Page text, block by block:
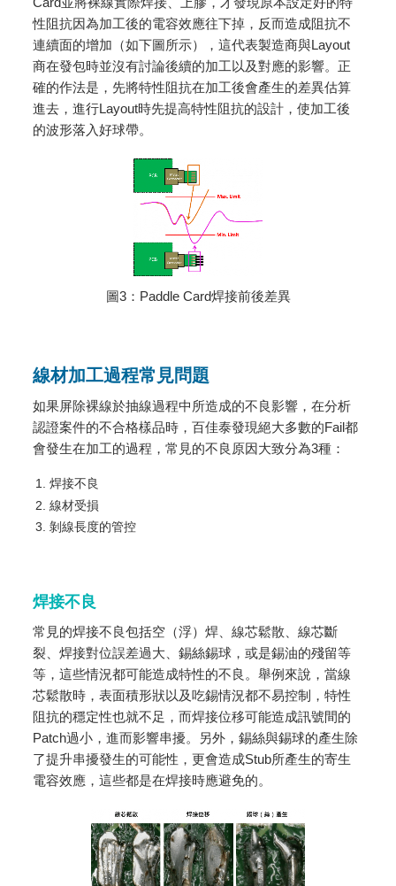
性阻抗因為加工後的電容效應往下掉，反而造成阻抗不
連續面的增加（如下圖所示），這代表製造商與Layout
商在發包時並沒有討論後續的加工以及對應的影響。正
確的作法是，先將特性阻抗在加工後會產生的差異估算
進去，進行Layout時先提高特性阻抗的設計，使加工後
的波形落入好球帶。
圖3：Paddle Card焊接前後差異
線材加工過程常見問題
如果屏除裸線於抽線過程中所造成的不良影響，在分析
認證案件的不合格樣品時，百佳泰發現絕大多數的Fail都
會發生在加工的過程，常見的不良原因大致分為3種：
焊接不良
線材受損
剝線長度的管控
焊接不良
常見的焊接不良包括空（浮）焊、線芯鬆散、線芯斷
裂、焊接對位誤差過大、錫絲錫球，或是錫油的殘留等
等，這些情況都可能造成特性的不良。舉例來說，當線
芯鬆散時，表面積形狀以及吃錫情況都不易控制，特性
阻抗的穩定性也就不足，而焊接位移可能造成訊號間的
Patch過小，進而影響串擾。另外，錫絲與錫球的產生除
了提升串擾發生的可能性，更會造成Stub所產生的寄生
電容效應，這些都是在焊接時應避免的。